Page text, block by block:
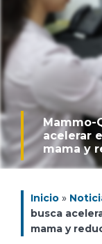
Mammo-
acelerar
mama y
Inicio »
busca
mama y